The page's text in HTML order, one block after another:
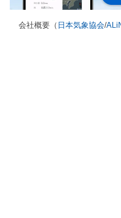
会社概要（ 日本気象協会/